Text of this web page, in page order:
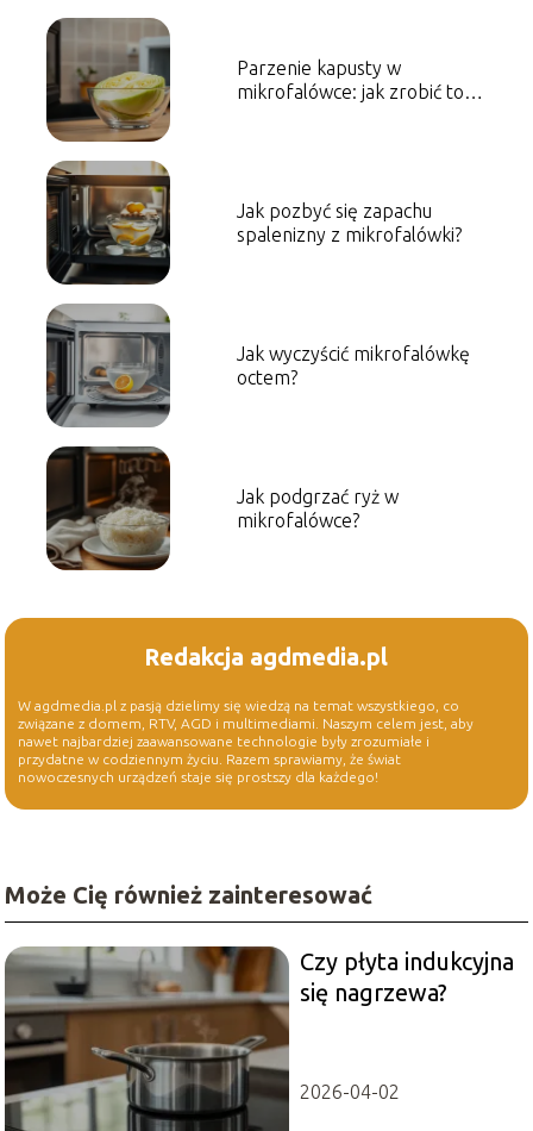
Parzenie kapusty w
mikrofalówce: jak zrobić to
Jak pozbyć się zapachu
spalenizny z mikrofalówki?
Jak wyczyścić mikrofalówkę
octem?
Jak podgrzać ryż w
mikrofalówce?
Redakcja agdmedia.pl
W agdmedia.pl z pasją dzielimy się wiedzą na temat wszystkiego, co
związane z domem, RTV, AGD i multimediami. Naszym celem jest, aby
nawet najbardziej zaawansowane technologie były zrozumiałe i
przydatne w codziennym życiu. Razem sprawiamy, że świat
nowoczesnych urządzeń staje się prostszy dla każdego!
Może Cię również zainteresować
Czy płyta indukcyjna
się nagrzewa?
2026-04-02